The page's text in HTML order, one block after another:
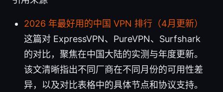
2026 年最好用的中国 VPN 排行（4月更新）
这篇对 ExpressVPN、PureVPN、Surfshark
的对比，聚焦在中国大陆的实测与年度更新。
该文清晰指出不同厂商在不同月份的可用性差
异，以及对比表格中的具体节点和协议支持。